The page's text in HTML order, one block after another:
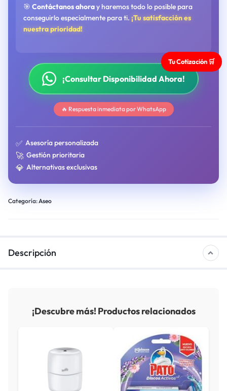
🎯 Contáctanos ahoray haremos todo lo posible para
conseguirlo especialmente para ti. ¡Tu satisfacción es
nuestra prioridad!
¡Consultar Disponibilidad Ahora!
🔥 Respuesta inmediata por WhatsApp
✅ Asesoría personalizada
🚀 Gestión prioritaria
💎 Alternativas exclusivas
Categoría:Aseo
Descripción
¡Descubre más! Productos relacionados
Tu Cotización 🛒